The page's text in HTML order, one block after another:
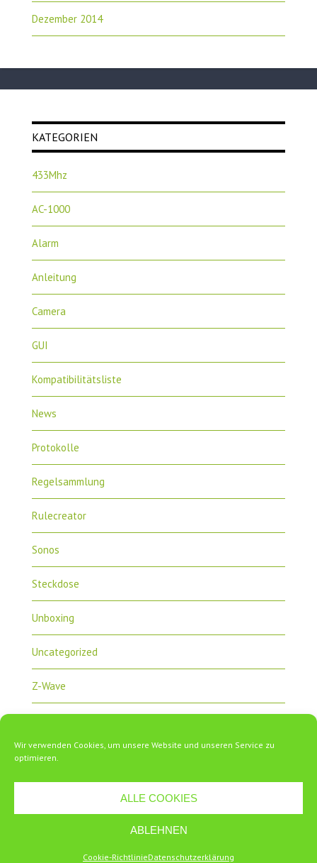
Wir verwenden Cookies, um unsere Website und unseren Service zu
optimieren.
ALLE COOKIES
ABLEHNEN
Cookie-RichtlinieDatenschutzerklärung
Dezember 2014
KATEGORIEN
433Mhz
AC-1000
Alarm
Anleitung
Camera
GUI
Kompatibilitätsliste
News
Protokolle
Regelsammlung
Rulecreator
Sonos
Steckdose
Unboxing
Uncategorized
Z-Wave
ZipaTile